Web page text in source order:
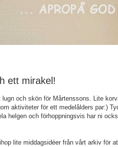
ett mirakel!
och skön för Mårtenssons. Lite
aktiviteter för ett medelålders par:)
helgen och förhoppningsvis har ni
lite middagsidéer från vårt arkiv för